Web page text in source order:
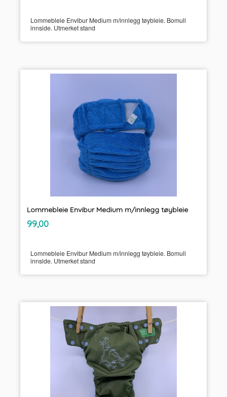
Lommebleie Envibur Medium m/innlegg tøybleie. Bomull
innside. Utmerket stand
Lommebleie Envibur Medium m/innlegg tøybleie
Pris
99,00mva.
Lommebleie Envibur Medium m/innlegg tøybleie. Bomull
innside. Utmerket stand